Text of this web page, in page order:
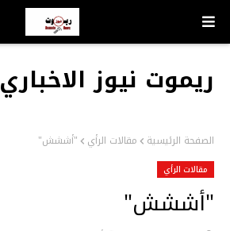
ريموت نيوز الاخباري
الصفحة الرئيسية مقالات الرأي "أششش"
مقالات الرأي
"أششش"